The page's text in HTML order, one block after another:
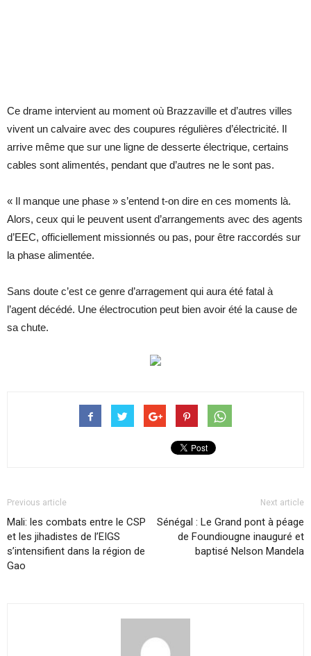
Ce drame intervient au moment où Brazzaville et d’autres villes
vivent un calvaire avec des coupures régulières d’électricité. Il
arrive même que sur une ligne de desserte électrique, certains
cables sont alimentés, pendant que d’autres ne le sont pas.
« Il manque une phase » s’entend t-on dire en ces moments là.
Alors, ceux qui le peuvent usent d’arrangements avec des agents
d’EEC, officiellement missionnés ou pas, pour être raccordés sur
la phase alimentée.
Sans doute c’est ce genre d’arragement qui aura été fatal à
l’agent décédé. Une électrocution peut bien avoir été la cause de
sa chute.
Previous article
Mali: les combats entre le CSP
et les jihadistes de l’EIGS
s’intensifient dans la région de
Gao
Next article
Sénégal : Le Grand pont à péage
de Foundiougne inauguré et
baptisé Nelson Mandela